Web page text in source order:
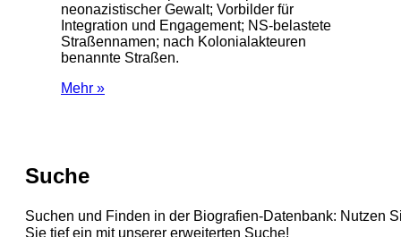
neonazistischer Gewalt; Vorbilder für
Integration und Engagement; NS-belastete
Straßennamen; nach Kolonialakteuren
benannte Straßen.
Mehr »
Suche
Suchen und Finden in der Biografien-Datenbank: Nutzen
Sie tief ein mit unserer erweiterten Suche!